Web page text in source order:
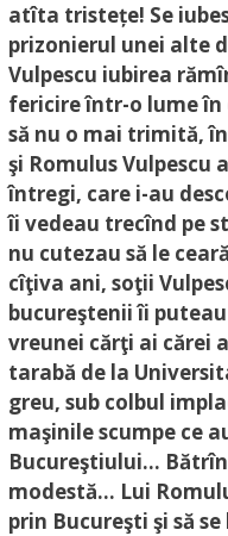
atîta tristețe! Se
prizonierul unei alte
Vulpescu iubirea
fericire într-o lume în
să nu o mai trimită,
şi Romulus
întregi, care i-au
îi vedeau trecînd pe
nu cutezau să le
cîţiva ani, soţii
bucureştenii îi
vreunei cărţi ai cărei
tarabă de la
greu, sub colbul
maşinile scumpe ce
Bucureştiului…
modestă… Lui
prin Bucureşti şi să